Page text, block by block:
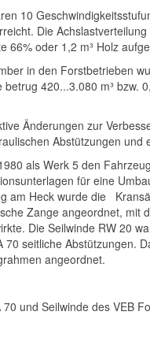
10
Die
66% oder 1,2 m³ Holz
in den Forstbetrieben
420...3.080 m³ bzw.
Änderungen zur
Abstützungen
als Werk 5 den
für eine
am Heck wurde die
Zange angeordnet,
Die Seilwinde RW 20
seitliche Abstützungen.
angeordnet.
und Seilwinde des VEB